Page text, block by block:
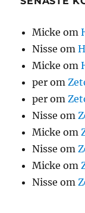
Micke om
Nisse om
Micke om
per om
per om
Nisse om
Micke om
Nisse om
Micke om
Nisse om